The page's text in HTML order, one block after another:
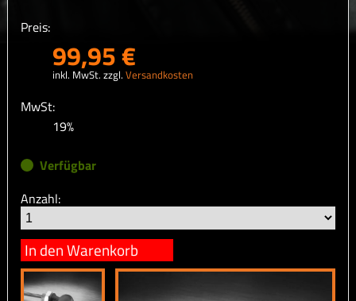
Preis:
99,95 €
inkl. MwSt. zzgl. Versandkosten
MwSt:
19%
Verfügbar
Anzahl:
In den Warenkorb